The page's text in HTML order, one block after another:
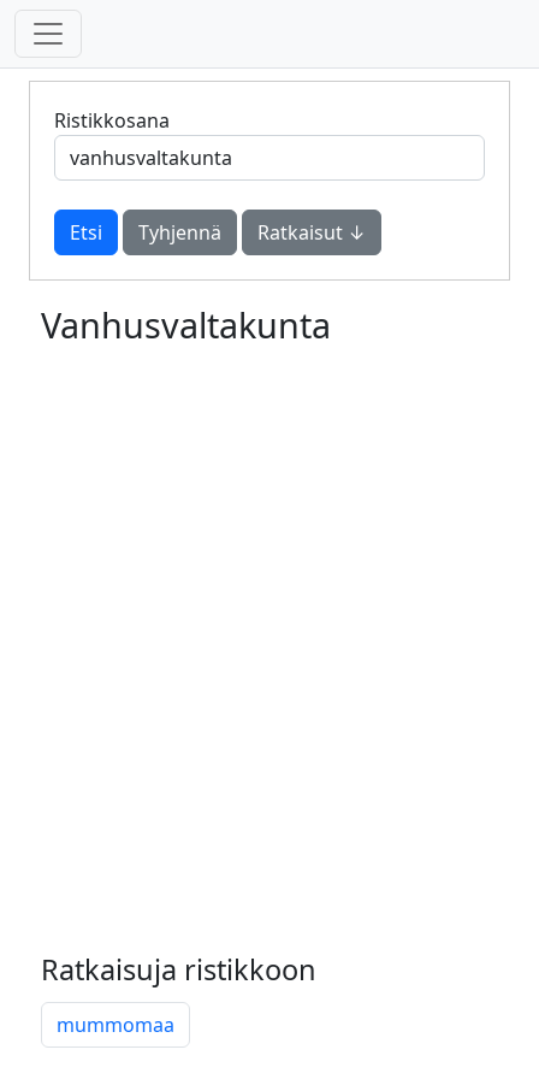
Ristikkosana
Tyhjennä Ratkaisut ↓
Vanhusvaltakunta
Ratkaisuja ristikkoon
mummomaa